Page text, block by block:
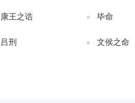
康王之诰 毕命
吕刑 文侯之命